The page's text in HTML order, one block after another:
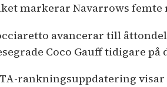
markerar Navarrows femte
avancerar till
Coco Gauff tidigare på
rankningsuppdatering